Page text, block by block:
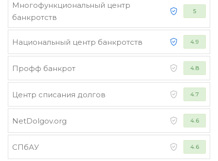
Многофункциональный центр
банкротств
5
Национальный центр банкротств 4.9
Профф банкрот 4.8
Центр списания долгов 4.7
NetDolgov.org 4.6
СПбАУ 4.6